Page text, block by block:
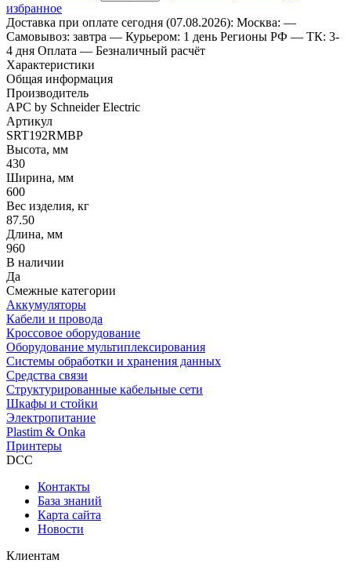
избранное
Доставка при оплате сегодня (07.08.2026): Москва: —
Самовывоз: завтра — Курьером: 1 день Регионы РФ — ТК: 3-
4 дня Оплата — Безналичный расчёт
Характеристики
Общая информация
Производитель
APC by Schneider Electric
Артикул
SRT192RMBP
Высота, мм
430
Ширина, мм
600
Вес изделия, кг
87.50
Длина, мм
960
В наличии
Да
Смежные категории
Аккумуляторы
Кабели и провода
Кроссовое оборудование
Оборудование мультиплексирования
Системы обработки и хранения данных
Средства связи
Структурированные кабельные сети
Шкафы и стойки
Электропитание
Plastim & Onka
Принтеры
DCC
Контакты
База знаний
Карта сайта
Новости
Клиентам